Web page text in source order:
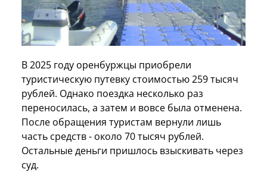
В 2025 году оренбуржцы приобрели
туристическую путевку стоимостью 259 тысяч
рублей. Однако поездка несколько раз
переносилась, а затем и вовсе была отменена.
После обращения туристам вернули лишь
часть средств - около 70 тысяч рублей.
Остальные деньги пришлось взыскивать через
суд.